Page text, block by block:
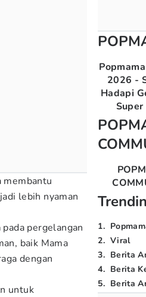
membantu
lebih nyaman
pergelangan
baik Mama
dengan
untuk
2026 -
Hadapi
1.
2. Viral
3. Berita
4. Berita
5. Berita